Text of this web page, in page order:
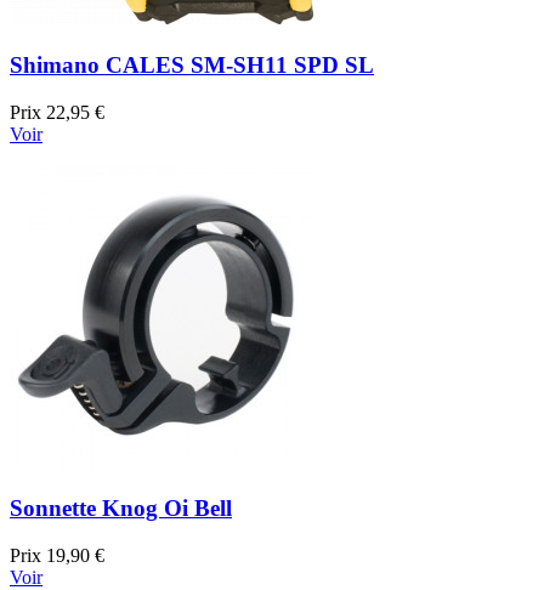
Shimano CALES SM-SH11 SPD SL
Prix 22,95 €
Voir
Sonnette Knog Oi Bell
Prix 19,90 €
Voir